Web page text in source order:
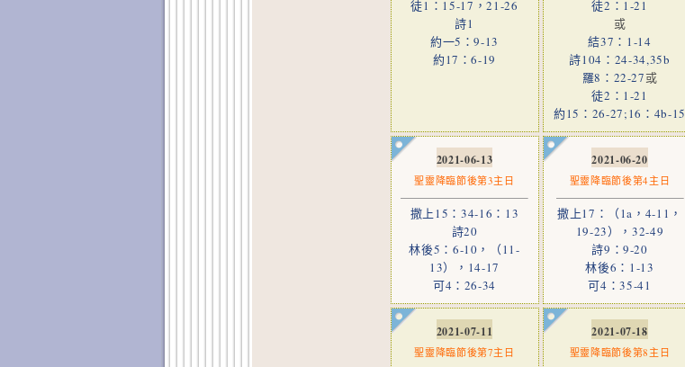
徒1：15-17，21-26
詩1
約一5：9-13
約17：6-19
徒2：1-21
或
結37：1-14
詩104：24-34,35b
羅8：22-27或
徒2：1-21
約15：26-27;16：4b-15
2021-06-13
聖靈降臨節後第3主日
撒上15：34-16：13
詩20
林後5：6-10，（11-
13），14-17
可4：26-34
2021-06-20
聖靈降臨節後第4主日
撒上17：（1a，4-11，
19-23），32-49
詩9：9-20
林後6：1-13
可4：35-41
2021-07-11
聖靈降臨節後第7主日
2021-07-18
聖靈降臨節後第8主日